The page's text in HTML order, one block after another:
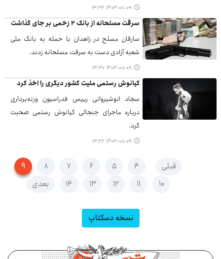
۱۴۰۳-۰۸-۰۹ ۱۳:۳۲
سرقت مسلحانه از بانک ۲ زخمی بر جای گذاشت
سارقان مسلح در زاهدان با حمله به بانک ملی
شعبه آزادی دست به سرقت مسلحانه زدند.
۱۴۰۳-۰۸-۰۹ ۱۳:۳۰
کیانوش رستمی ملیت کشور دیگری را اخذ کرد
سجاد انوشیروانی رییس فدراسیون وزنه‌برداری
درباره ماجرای جنجالی کیانوش رستمی صحبت
کرد.
۱۴۰۳-۰۸-۰۹ ۱۳:۲۲
قبلی ۴ ۵ ۶ ۷ ۸
۹
۱۰
۱۱ ۱۲ ۱۳ ۱۴ بعدی
نسخه دسکتاپ